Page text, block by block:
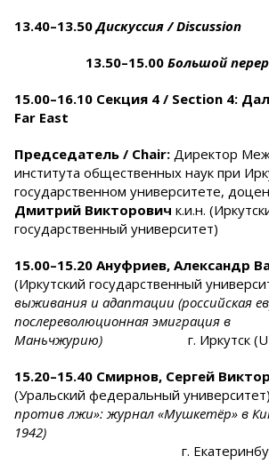
13.40–13.50Дискуссия / Discussion
13.50–15.00 Большой
15.00–16.10 Секция 4 / Section 4:
Far East
Председатель / Chair: Директор
института общественных наук при
государственном университете,
Дмитрий Викторович к.и.н.
государственный университет)
15.00–15.20 Ануфриев, Александр
(Иркутский государственный
выживания и адаптации (российская
послереволюционная эмиграция в
Маньчжурию) г. Иркутск
15.20–15.40 Смирнов, Сергей
(Уральский федеральный
против лжи»: журнал «Мушкетёр» в
1942)
г. Екатеринбург